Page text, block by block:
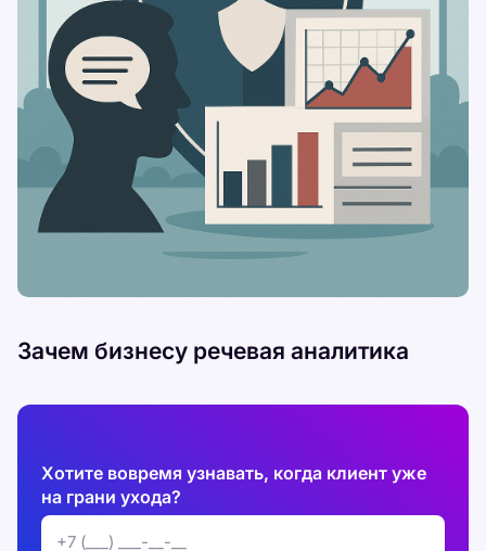
Зачем бизнесу речевая аналитика
Хотите вовремя узнавать, когда клиент уже
на грани ухода?